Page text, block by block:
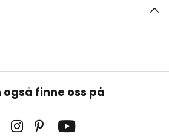
også finne oss på